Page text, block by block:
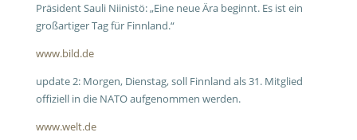
Präsident Sauli Niinistö: „Eine neue Ära beginnt. Es ist ein
großartiger Tag für Finnland.“
www.bild.de
update 2: Morgen, Dienstag, soll Finnland als 31. Mitglied
offiziell in die NATO aufgenommen werden.
www.welt.de